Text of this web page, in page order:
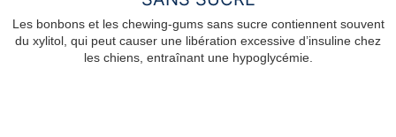
Les bonbons et les chewing-gums sans sucre contiennent souvent
du xylitol, qui peut causer une libération excessive d’insuline chez
les chiens, entraînant une hypoglycémie.